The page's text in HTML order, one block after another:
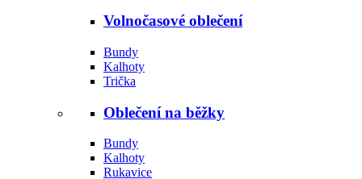
Volnočasové oblečení
Bundy
Kalhoty
Trička
Oblečení na běžky
Bundy
Kalhoty
Rukavice